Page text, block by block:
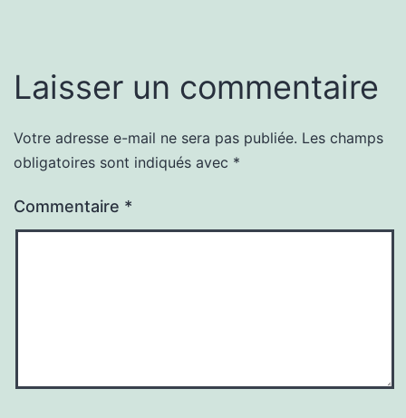
Laisser un commentaire
Votre adresse e-mail ne sera pas publiée. Les champs
obligatoires sont indiqués avec *
Commentaire *
Alternative: